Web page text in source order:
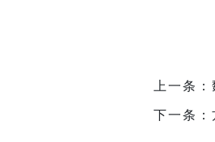
上一条：
下一条：